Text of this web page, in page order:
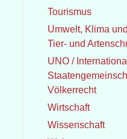
Tourismus
Umwelt, Klima
Tier- und
UNO /
Völkerrecht
Wirtschaft
Wissenschaft